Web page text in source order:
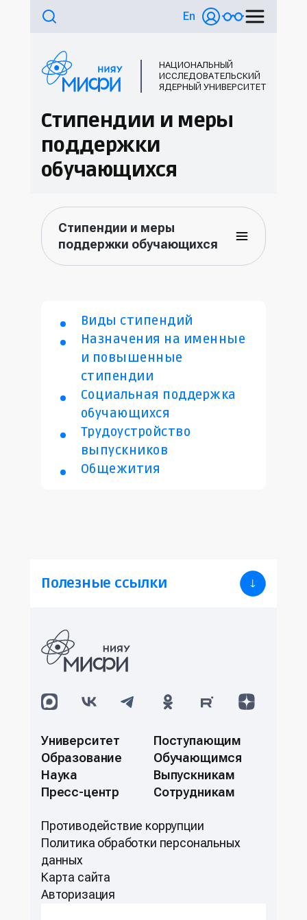
En
НАЦИОНАЛЬНЫЙ
ИССЛЕДОВАТЕЛЬСКИЙ
ЯДЕРНЫЙ УНИВЕРСИТЕТ
Стипендии и меры
поддержки
обучающихся
Виды стипендий
Назначения на именные
и повышенные
стипендии
Социальная поддержка
обучающихся
Трудоустройство
выпускников
Общежития
Стипендии и меры
поддержки обучающихся
Полезные ссылки
Университет
Образование
Наука
Пресс-центр
Поступающим
Обучающимся
Выпускникам
Сотрудникам
Противодействие коррупции
Политикa обработки персональных
данных
Карта сайта
Авторизация